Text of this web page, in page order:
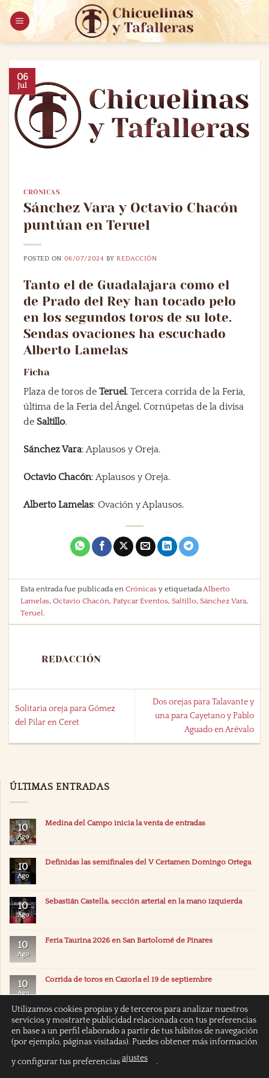
Saltar
contenido
06
Jul
CRÓNICAS
Sánchez Vara y Octavio Chacón
puntúan en Teruel
POSTED ON 06/07/2024 BYREDACCIÓN
Tanto el de Guadalajara como el
de Prado del Rey han tocado pelo
en los segundos toros de su lote.
Sendas ovaciones ha escuchado
Alberto Lamelas
Ficha
Plaza de toros de Teruel. Tercera corrida de la Feria,
última de la Feria del Ángel. Cornúpetas de la divisa
de Saltillo.
Sánchez Vara: Aplausos y Oreja.
Octavio Chacón: Aplausos y Oreja.
Alberto Lamelas: Ovación y Aplausos.
Esta entrada fue publicada enCrónicas y etiquetadaAlberto
Lamelas,Octavio Chacón,Patycar Eventos,Saltillo,Sánchez Vara,
Teruel.
REDACCIÓN
Solitaria oreja para Gómez
del Pilar en Ceret
Dos orejas para Talavante y
una para Cayetano y Pablo
Aguado en Arévalo
ÚLTIMAS ENTRADAS
10
Ago
Medina del Campo inicia la venta de entradas
10
Ago
Definidas las semifinales del V Certamen Domingo Ortega
10
Ago
Sebastián Castella, sección arterial en la mano izquierda
10
Ago
Feria Taurina 2026 en San Bartolomé de Pinares
10
Ago
Corrida de toros en Cazorla el 19 de septiembre
Utilizamos cookies propias y de terceros para analizar nuestros
servicios y mostrarte publicidad relacionada con tus preferencias
en base a un perfil elaborado a partir de tus hábitos de navegación
(por ejemplo, páginas visitadas). Puedes obtener más información
y configurar tus preferenciasajustes .